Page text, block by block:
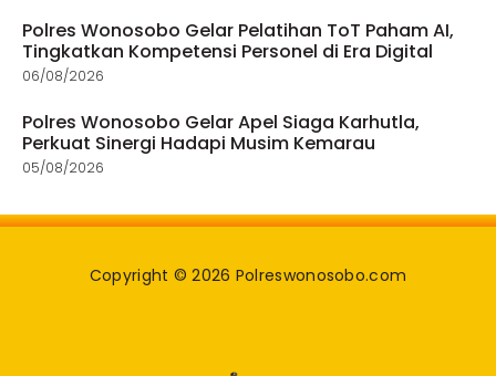
Polres Wonosobo Gelar Pelatihan ToT Paham AI,
Tingkatkan Kompetensi Personel di Era Digital
06/08/2026
Polres Wonosobo Gelar Apel Siaga Karhutla,
Perkuat Sinergi Hadapi Musim Kemarau
05/08/2026
Copyright © 2026 Polreswonosobo.com